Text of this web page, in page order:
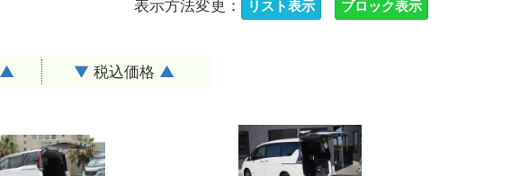
表示方法変更：
▲ ▼ 税込価格 ▲